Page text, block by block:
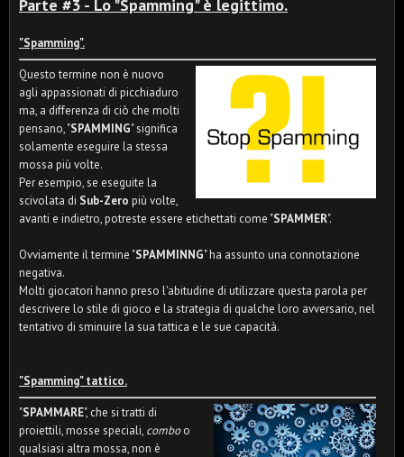
Parte #3 - Lo "Spamming" è legittimo.
"Spamming".
Questo termine non è nuovo
agli appassionati di picchiaduro
ma, a differenza di ciò che molti
pensano, "SPAMMING" significa
solamente eseguire la stessa
mossa più volte.
Per esempio, se eseguite la
scivolata di Sub-Zero più volte,
avanti e indietro, potreste essere etichettati come "SPAMMER".
Ovviamente il termine "SPAMMINNG" ha assunto una connotazione
negativa.
Molti giocatori hanno preso l'abitudine di utilizzare questa parola per
descrivere lo stile di gioco e la strategia di qualche loro avversario, nel
tentativo di sminuire la sua tattica e le sue capacità.
"Spamming" tattico.
"SPAMMARE", che si tratti di
proiettili, mosse speciali, comboo
qualsiasi altra mossa, non è